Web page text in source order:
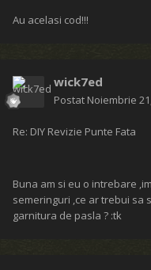
Au acelasi cod!!!
wick7ed
Postat Noiembrie
Re: DIY Revizie Punte Fata
Buna am si eu o intrebare
semeringuri ,ce ar trebui sa
garnitura de pasla ? :tk